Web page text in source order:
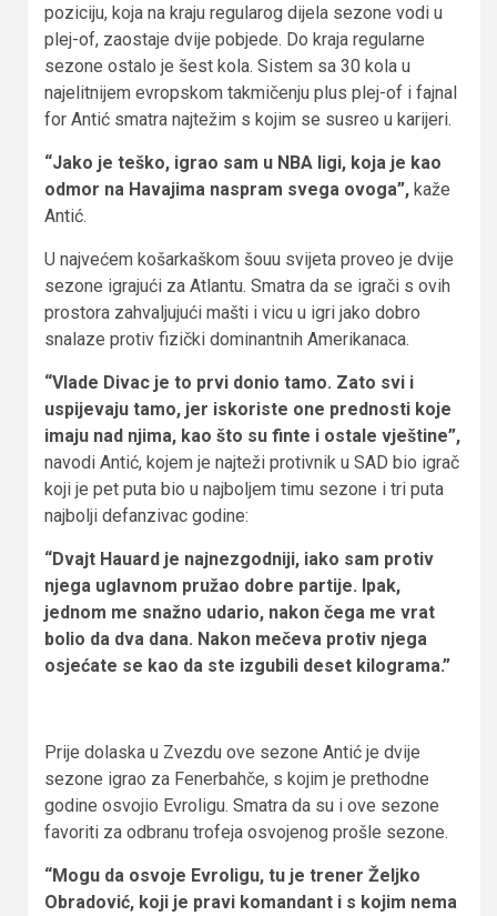
poziciju, koja na kraju regularog dijela sezone vodi u
plej-of, zaostaje dvije pobjede. Do kraja regularne
sezone ostalo je šest kola. Sistem sa 30 kola u
najelitnijem evropskom takmičenju plus plej-of i fajnal
for Antić smatra najtežim s kojim se susreo u karijeri.
“Jako je teško, igrao sam u NBA ligi, koja je kao
odmor na Havajima naspram svega ovoga”, kaže
Antić.
U najvećem košarkaškom šouu svijeta proveo je dvije
sezone igrajući za Atlantu. Smatra da se igrači s ovih
prostora zahvaljujući mašti i vicu u igri jako dobro
snalaze protiv fizički dominantnih Amerikanaca.
“Vlade Divac je to prvi donio tamo. Zato svi i
uspijevaju tamo, jer iskoriste one prednosti koje
imaju nad njima, kao što su finte i ostale vještine”,
navodi Antić, kojem je najteži protivnik u SAD bio igrač
koji je pet puta bio u najboljem timu sezone i tri puta
najbolji defanzivac godine:
“Dvajt Hauard je najnezgodniji, iako sam protiv
njega uglavnom pružao dobre partije. Ipak,
jednom me snažno udario, nakon čega me vrat
bolio da dva dana. Nakon mečeva protiv njega
osjećate se kao da ste izgubili deset kilograma.”
Prije dolaska u Zvezdu ove sezone Antić je dvije
sezone igrao za Fenerbahče, s kojim je prethodne
godine osvojio Evroligu. Smatra da su i ove sezone
favoriti za odbranu trofeja osvojenog prošle sezone.
“Mogu da osvoje Evroligu, tu je trener Željko
Obradović, koji je pravi komandant i s kojim nema